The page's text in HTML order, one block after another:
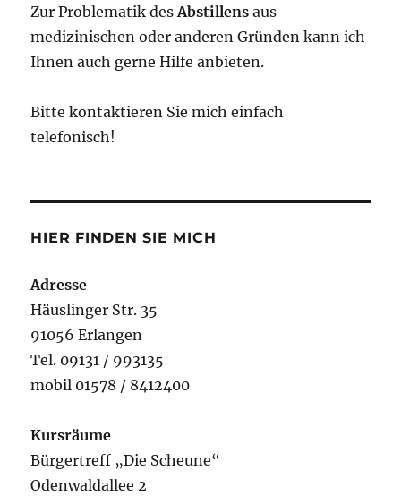
Zur Problematik desAbstillens aus
medizinischen oder anderen Gründen kann ich
Ihnen auch gerne Hilfe anbieten.
Bitte kontaktieren Sie mich einfach
telefonisch!
HIER FINDEN SIE MICH
Adresse
Häuslinger Str. 35
91056 Erlangen
Tel. 09131 / 993135
mobil 01578 / 8412400
Kursräume
Bürgertreff „Die Scheune“
Odenwaldallee 2